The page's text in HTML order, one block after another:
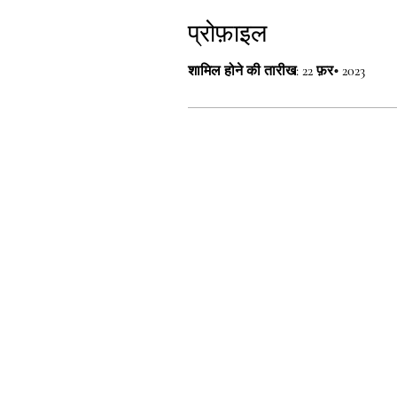
प्रोफ़ाइल
शामिल होने की तारीख: 22 फ़र॰ 2023